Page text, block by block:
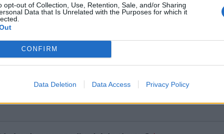
opt-out of Collection, Use, Retention, Sale, and/or Sharing
Data that Is Unrelated with the Purposes for which it
CONFIRM
Data Deletion Data Access Privacy Policy
3
y apellidos del debatiente 3